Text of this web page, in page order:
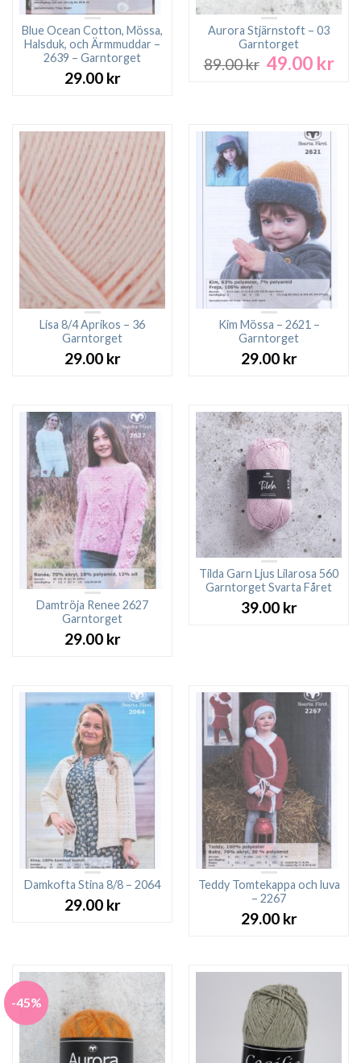
Blue Ocean Cotton, Mössa,
Halsduk, och Ärmmuddar –
2639 – Garntorget
29.00 kr
Aurora Stjärnstoft – 03
Garntorget
89.00kr Det
49.00 krDet
Lisa 8/4 Aprikos – 36
Garntorget
29.00 kr
Kim Mössa – 2621 –
Garntorget
29.00 kr
Damtröja Renee 2627
Garntorget
29.00 kr
Tilda Garn Ljus Lilarosa 560
Garntorget Svarta Fåret
39.00 kr
Damkofta Stina 8/8 – 2064
29.00 kr
Teddy Tomtekappa och luva
– 2267
29.00 kr
-45%